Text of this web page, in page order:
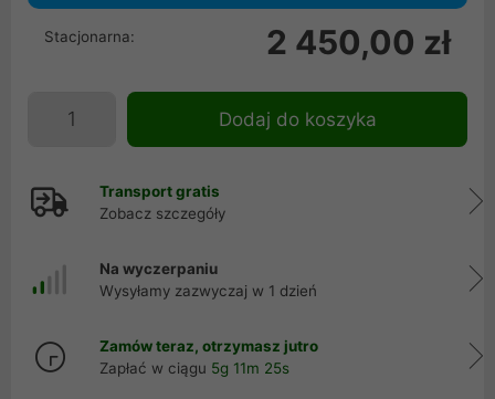
Stacjonarna: 2 450,00 zł
Dodaj do koszyka
Transport gratis
Zobacz szczegóły
Na wyczerpaniu
Wysyłamy zazwyczaj w 1 dzień
Zamów teraz, otrzymasz jutro
Zapłać w ciągu 5g 11m 24s